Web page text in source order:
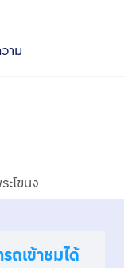
าม
ะโขนง
ถเข้าชมได้